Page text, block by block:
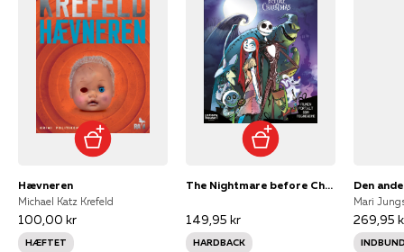
Hævneren
Michael Katz Krefeld
100,00 kr
HÆFTET
The Nightmare before Christmas
149,95 kr
HARDBACK
Den
Mari
269,95